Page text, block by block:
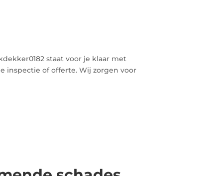
staat voor je klaar met
inspectie of offerte. Wij zorgen voor